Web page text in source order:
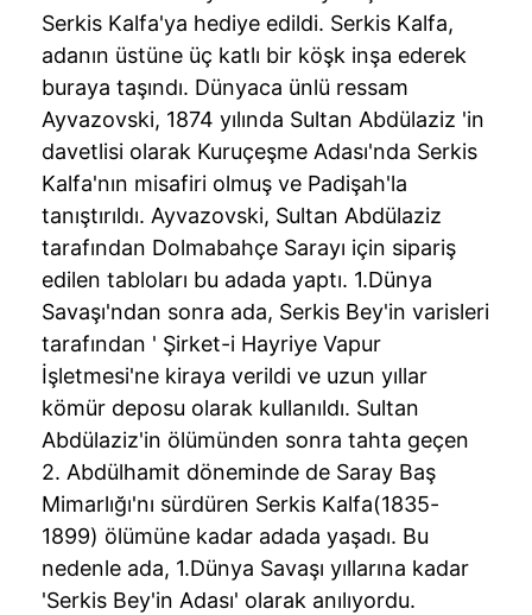
Serkis Kalfa'ya hediye edildi. Serkis Kalfa,
adanın üstüne üç katlı bir köşk inşa ederek
buraya taşındı. Dünyaca ünlü ressam
Ayvazovski, 1874 yılında Sultan Abdülaziz 'in
davetlisi olarak Kuruçeşme Adası'nda Serkis
Kalfa'nın misafiri olmuş ve Padişah'la
tanıştırıldı. Ayvazovski, Sultan Abdülaziz
tarafından Dolmabahçe Sarayı için sipariş
edilen tabloları bu adada yaptı. 1.Dünya
Savaşı'ndan sonra ada, Serkis Bey'in varisleri
tarafından ' Şirket-i Hayriye Vapur
İşletmesi'ne kiraya verildi ve uzun yıllar
kömür deposu olarak kullanıldı. Sultan
Abdülaziz'in ölümünden sonra tahta geçen
2. Abdülhamit döneminde de Saray Baş
Mimarlığı'nı sürdüren Serkis Kalfa(1835-
1899) ölümüne kadar adada yaşadı. Bu
nedenle ada, 1.Dünya Savaşı yıllarına kadar
'Serkis Bey'in Adası' olarak anılıyordu.